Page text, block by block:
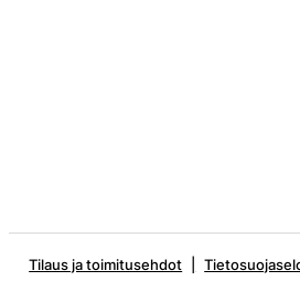
Tilaus ja toimitusehdot